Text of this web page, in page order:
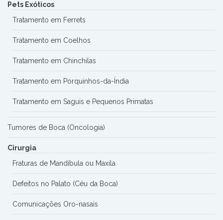
Pets Exóticos
Tratamento em Ferrets
Tratamento em Coelhos
Tratamento em Chinchilas
Tratamento em Porquinhos-da-Índia
Tratamento em Saguis e Pequenos Primatas
Tumores de Boca (Oncologia)
Cirurgia
Fraturas de Mandíbula ou Maxila
Defeitos no Palato (Céu da Boca)
Comunicações Oro-nasais